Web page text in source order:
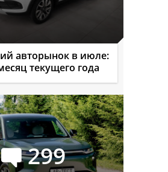
авторынок в июле:
текущего года
299